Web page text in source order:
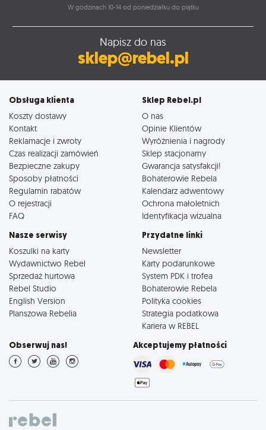
W godzinach 10-14 od poniedziałku do piątku
Napisz do nas
sklep@rebel.pl
Obsługa klienta
Koszty dostawy
Kontakt
Reklamacje i zwroty
Czas realizacji zamówień
Bezpieczne zakupy
Sposoby płatności
Regulamin rabatów
O rejestracji
FAQ
Sklep Rebel.pl
O nas
Opinie Klientów
Wyróżnienia i nagrody
Sklep stacjonarny
Gwarancja satysfakcji!
Bohaterowie Rebela
Kalendarz adwentowy
Ochrona małoletnich
Identyfikacja wizualna
Nasze serwisy
Koszulki na karty
Wydawnictwo Rebel
Sprzedaż hurtowa
Rebel Studio
English Version
Planszowa Rebelia
Przydatne linki
Newsletter
Karty podarunkowe
System PDK i trofea
Bohaterowie Rebela
Polityka cookies
Strategia podatkowa
Kariera w REBEL
Obserwuj nas! Akceptujemy płatności